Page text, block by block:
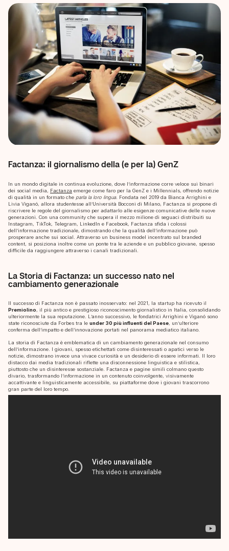
Factanza: il giornalismo della (e per la) GenZ
In un mondo digitale in continua evoluzione, dove l’informazione corre veloce sui binari
dei social media, Factanza emerge come faro per la GenZ e i Millennials, offrendo notizie
di qualità in un formato che parla la loro lingua. Fondata nel 2019 da Bianca Arrighini e
Livia Viganó, allora studentesse all’Università Bocconi di Milano, Factanza si propone di
riscrivere le regole del giornalismo per adattarlo alle esigenze comunicative delle nuove
generazioni. Con una community che supera il mezzo milione di seguaci distribuiti su
Instagram, TikTok, Telegram, LinkedIn e Facebook, Factanza sfida i colossi
dell’informazione tradizionale, dimostrando che la qualità dell’informazione può
prosperare anche sui social. Attraverso un business model incentrato sul branded
content, si posiziona inoltre come un ponte tra le aziende e un pubblico giovane, spesso
difficile da raggiungere attraverso i canali tradizionali.
La Storia di Factanza: un successo nato nel
cambiamento generazionale
Il successo di Factanza non è passato inosservato: nel 2021, la startup ha ricevuto il
Premiolino, il più antico e prestigioso riconoscimento giornalistico in Italia, consolidando
ulteriormente la sua reputazione. L’anno successivo, le fondatrici Arrighini e Viganó sono
state riconosciute da Forbes tra leunder 30 più influenti del Paese, un’ulteriore
conferma dell’impatto e dell’innovazione portati nel panorama mediatico italiano.
La storia di Factanza è emblematica di un cambiamento generazionale nel consumo
dell’informazione. I giovani, spesso etichettati come disinteressati o apatici verso le
notizie, dimostrano invece una vivace curiosità e un desiderio di essere informati. Il loro
distacco dai media tradizionali riflette una disconnessione linguistica e stilistica,
piuttosto che un disinteresse sostanziale. Factanza e pagine simili colmano questo
divario, trasformando l’informazione in un contenuto coinvolgente, visivamente
accattivante e linguisticamente accessibile, su piattaforme dove i giovani trascorrono
gran parte del loro tempo.